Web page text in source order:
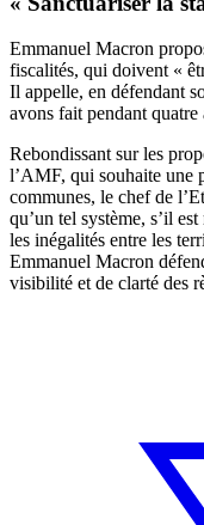
Emmanuel Macron
fiscalités, qui doivent «
Il appelle, en défendant
avons fait pendant
Rebondissant sur les
l’AMF, qui souhaite une
communes, le chef de
qu’un tel système, s’il
les inégalités entre les
Emmanuel Macron
visibilité et de clarté des